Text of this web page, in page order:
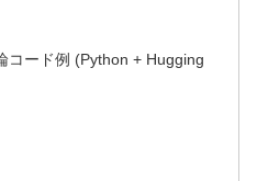
コード例 (Python + Hugging